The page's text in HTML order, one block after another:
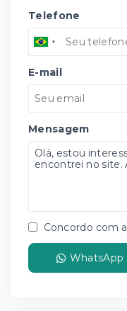
Telefone
E-mail
Mensagem
Concordo com a
WhatsApp